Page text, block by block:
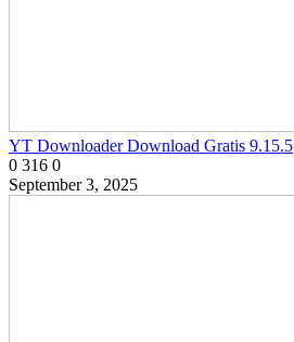
YT Downloader Download Gratis 9.15.5
0 316 0
September 3, 2025